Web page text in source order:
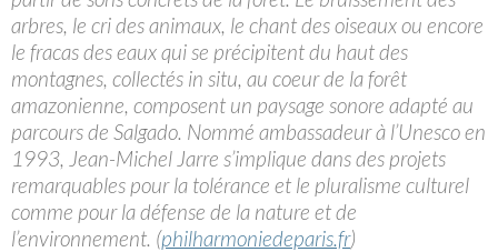
arbres, le cri des animaux, le chant des oiseaux ou encore
le fracas des eaux qui se précipitent du haut des
montagnes, collectés in situ, au coeur de la forêt
amazonienne, composent un paysage sonore adapté au
parcours de Salgado. Nommé ambassadeur à l’Unesco en
1993, Jean-Michel Jarre s’implique dans des projets
remarquables pour la tolérance et le pluralisme culturel
comme pour la défense de la nature et de
l’environnement. (philharmoniedeparis.fr)